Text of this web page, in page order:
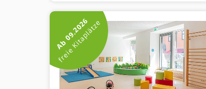
Ab 09.2026
freie Kitaplätze